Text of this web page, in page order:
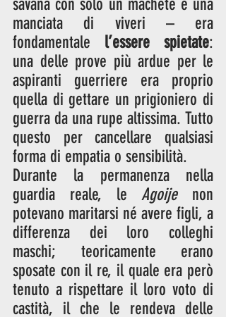
savana con solo un machete e una
manciata di viveri – era
fondamentale l’essere spietate:
una delle prove più ardue per le
aspiranti guerriere era proprio
quella di gettare un prigioniero di
guerra da una rupe altissima. Tutto
questo per cancellare qualsiasi
forma di empatia o sensibilità.
Durante la permanenza nella
guardia reale, le Agoije non
potevano maritarsi né avere figli, a
differenza dei loro colleghi
maschi; teoricamente erano
sposate con il re, il quale era però
tenuto a rispettare il loro voto di